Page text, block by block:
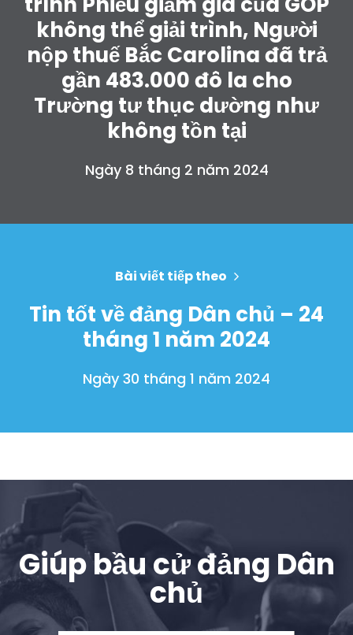
không thể giải trình, Người
nộp thuế Bắc Carolina đã trả
gần 483.000 đô la cho
Trường tư thục dường như
không tồn tại
Ngày 8 tháng 2 năm 2024
Bài viết tiếp theo
Tin tốt về đảng Dân chủ – 24
tháng 1 năm 2024
Ngày 30 tháng 1 năm 2024
Giúp bầu cử đảng Dân
chủ